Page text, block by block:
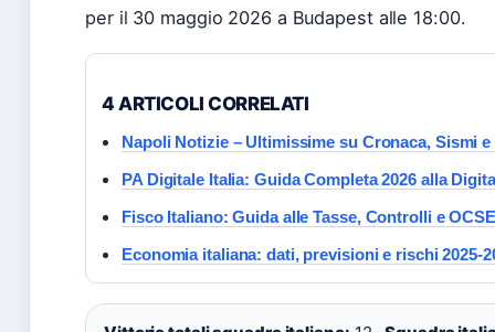
per il 30 maggio 2026 a Budapest alle 18:00.
4 ARTICOLI CORRELATI
Napoli Notizie – Ultimissime su Cronaca, Sismi e
PA Digitale Italia: Guida Completa 2026 alla
Fisco Italiano: Guida alle Tasse, Controlli e OCSE
Economia italiana: dati, previsioni e rischi 2025-